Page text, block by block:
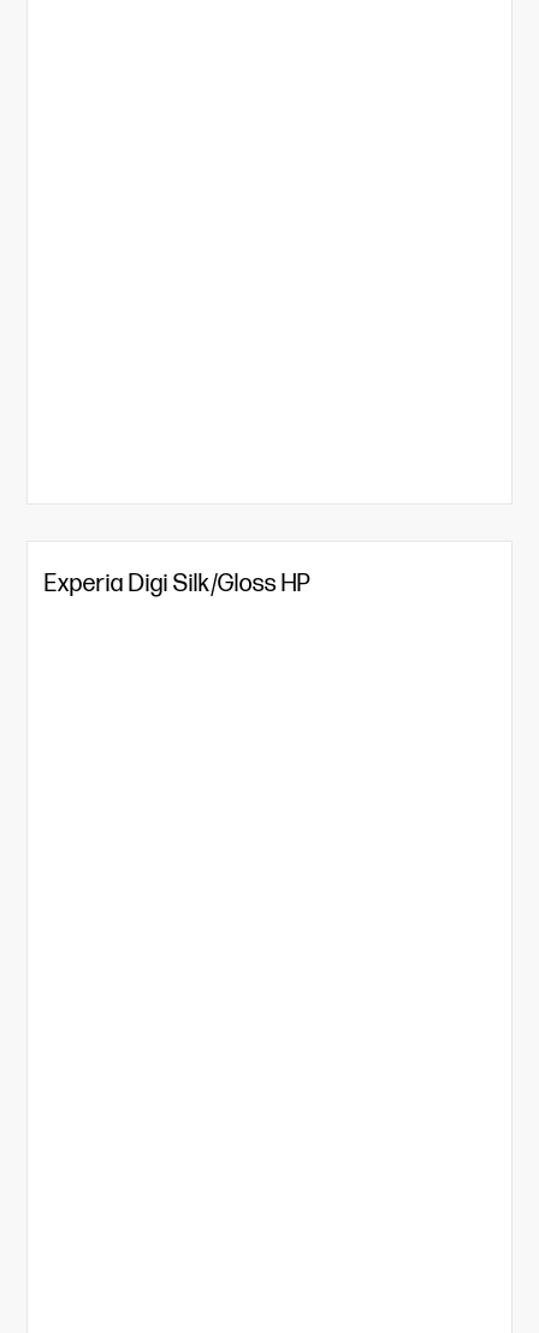
Experia Digi Silk/Gloss HP